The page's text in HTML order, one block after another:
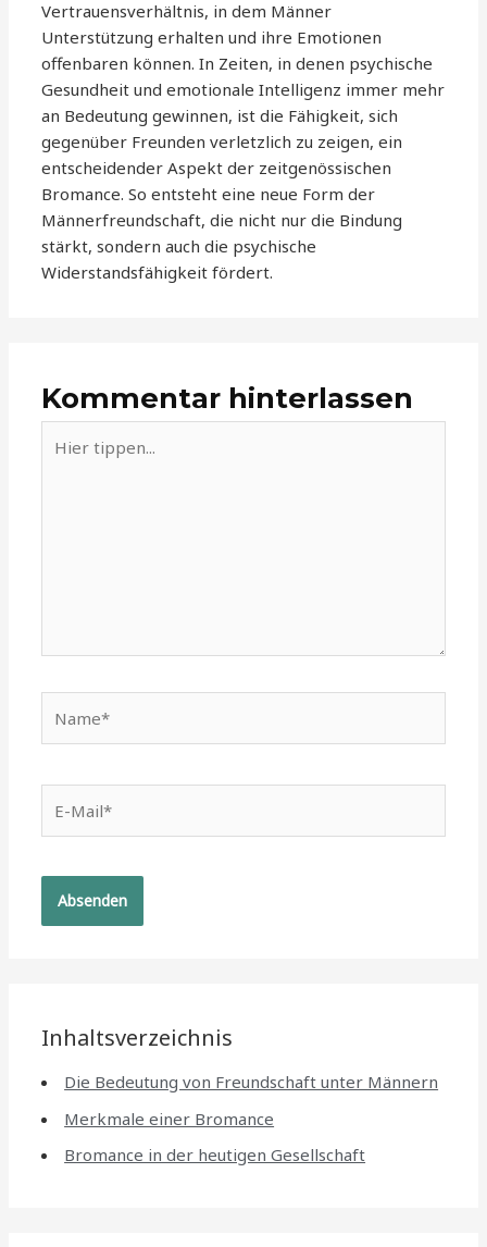
Vertrauensverhältnis, in dem Männer
Unterstützung erhalten und ihre Emotionen
offenbaren können. In Zeiten, in denen psychische
Gesundheit und emotionale Intelligenz immer mehr
an Bedeutung gewinnen, ist die Fähigkeit, sich
gegenüber Freunden verletzlich zu zeigen, ein
entscheidender Aspekt der zeitgenössischen
Bromance. So entsteht eine neue Form der
Männerfreundschaft, die nicht nur die Bindung
stärkt, sondern auch die psychische
Widerstandsfähigkeit fördert.
Kommentar hinterlassen
tippen...
Mail*
Inhaltsverzeichnis
Die Bedeutung von Freundschaft unter Männern
Merkmale einer Bromance
Bromance in der heutigen Gesellschaft